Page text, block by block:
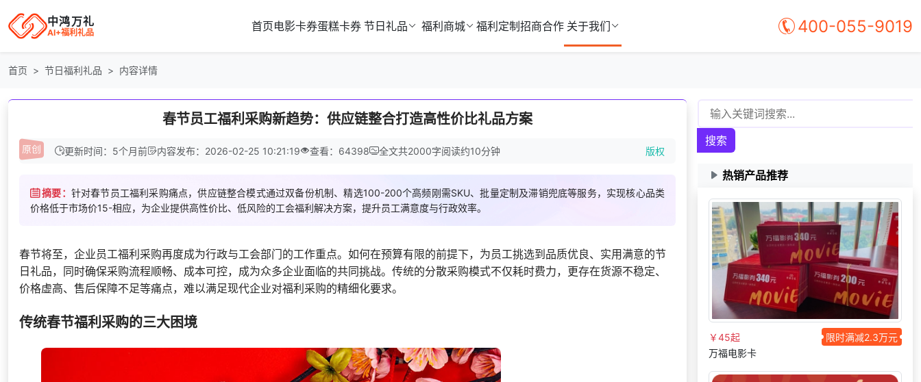
中鸿万礼
AI+福利礼品 首页电影卡券蛋糕卡券 节日礼品 福利商城 福利定制 招商合作 关于我们 400-055-9019
首页 节日福利礼品 内容详情
春节员工福利采购新趋势：供应链整合打造高性价比礼品方案
更新时间：5个月前 内容发布：2026-02-25 10:21:19 查看：64398 全文共2000字阅读约10分钟 版权
摘要： 针对春节员工福利采购痛点，供应链整合模式通过双备份机制、精选100-200个高频刚需SKU、批量定制及滞销兜底等服务，实现核心品类
价格低于市场价15-相应，为企业提供高性价比、低风险的工会福利解决方案，提升员工满意度与行政效率。
春节将至，企业员工福利采购再度成为行政与工会部门的工作重点。如何在预算有限的前提下，为员工挑选到品质优良、实用满意的节
日礼品，同时确保采购流程顺畅、成本可控，成为众多企业面临的共同挑战。传统的分散采购模式不仅耗时费力，更存在货源不稳定、
价格虚高、售后保障不足等痛点，难以满足现代企业对福利采购的精细化要求。
传统春节福利采购的三大困境
搜索
热销产品推荐
￥45起
限时满减2.3万元
万福电影卡
159*** 3 天前
选择定制礼品商城
156***
1 天前 申请按需体验系统
183***
咨询积分兑换商城开